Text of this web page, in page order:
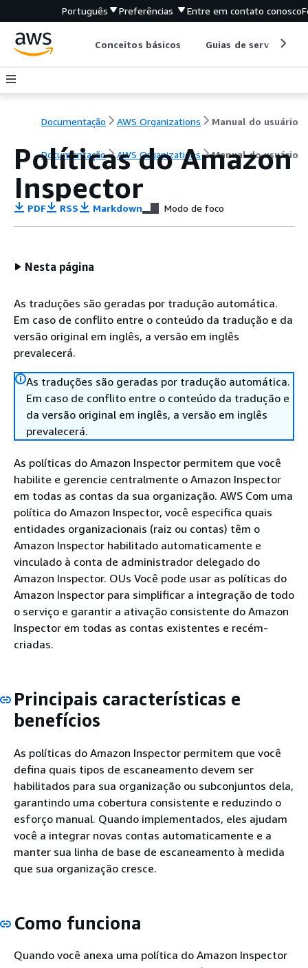
Português Preferências Entre em contato conosco
Conceitos básicos Guias de serviço
Documentação AWS Organizations Manual do usuário
Documentação AWS Organizations Manual do usuário
Políticas do Amazon
Inspector
PDF RSS Markdown Modo de foco
Nesta página
As traduções são geradas por tradução automática.
Em caso de conflito entre o conteúdo da tradução e da
versão original em inglês, a versão em inglês
prevalecerá.
As traduções são geradas por tradução automática.
Em caso de conflito entre o conteúdo da tradução e
da versão original em inglês, a versão em inglês
prevalecerá.
As políticas do Amazon Inspector permitem que você
habilite e gerencie centralmente o Amazon Inspector
em todas as contas da sua organização. AWS Com uma
política do Amazon Inspector, você especifica quais
entidades organizacionais (raiz ou contas) têm o
Amazon Inspector habilitado automaticamente e
vinculado à conta de administrador delegado do
Amazon Inspector. OUs Você pode usar as políticas do
Amazon Inspector para simplificar a integração de todo
o serviço e garantir a ativação consistente do Amazon
Inspector em todas as contas existentes e recém-
criadas.
Principais características e
benefícios
As políticas do Amazon Inspector permitem que você
defina quais tipos de escaneamento devem ser
habilitados para sua organização ou subconjuntos dela,
garantindo uma cobertura consistente e reduzindo o
esforço manual. Quando implementados, eles ajudam
você a integrar novas contas automaticamente e a
manter sua linha de base de escaneamento à medida
que sua organização cresce.
Como funciona
Quando você anexa uma política do Amazon Inspector